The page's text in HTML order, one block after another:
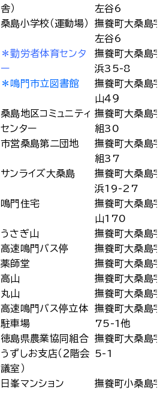
舎）
左谷6
桑島小学校（運動場）
撫養町大桑島字
左谷6
＊勤労者体育センタ
ー
撫養町大桑島字
浜35-8
＊鳴門市立図書館
撫養町大桑島字
山４９
桑島地区コミュニティ
センター
撫養町大桑島字
組30
市営桑島第二団地
撫養町大桑島字
組37
サンライズ大桑島
撫養町大桑島字
浜19-27
鳴門住宅
撫養町大桑島字
山170
うさぎ山
撫養町大桑島字
高速鳴門バス停
撫養町大桑島字
薬師堂
撫養町大桑島字
高山
撫養町大桑島字
丸山
撫養町大桑島字
高速鳴門バス停立体
駐車場
撫養町大桑島字
75-1他
徳島県農業協同組合
うずしお支店（２階会
議室）
撫養町大桑島字
5-1
日峯マンション
撫養町小桑島字